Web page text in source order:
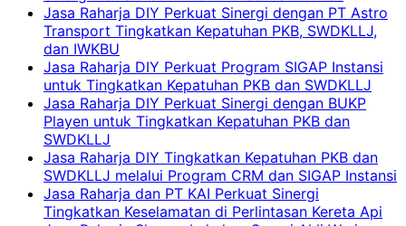
Jasa Raharja DIY Perkuat Sinergi dengan PT Astro
Transport Tingkatkan Kepatuhan PKB, SWDKLLJ,
dan IWKBU
Jasa Raharja DIY Perkuat Program SIGAP Instansi
untuk Tingkatkan Kepatuhan PKB dan SWDKLLJ
Jasa Raharja DIY Perkuat Sinergi dengan BUKP
Playen untuk Tingkatkan Kepatuhan PKB dan
SWDKLLJ
Jasa Raharja DIY Tingkatkan Kepatuhan PKB dan
SWDKLLJ melalui Program CRM dan SIGAP Instansi
Jasa Raharja dan PT KAI Perkuat Sinergi
Tingkatkan Keselamatan di Perlintasan Kereta Api